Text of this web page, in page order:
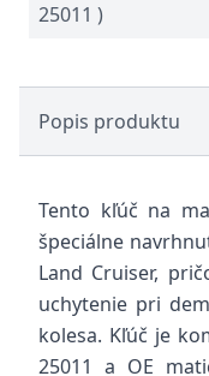
25011 )
Popis produktu
Tento kľúč na
špeciálne
Land Cruiser,
uchytenie pri
kolesa. Kľúč je
25011 a OE